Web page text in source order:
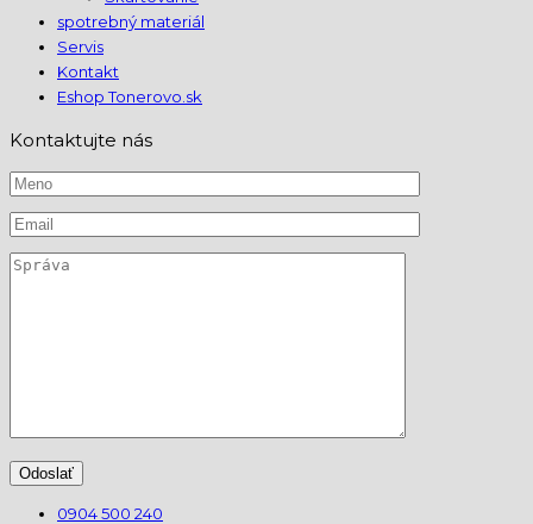
spotrebný materiál
Servis
Kontakt
Eshop Tonerovo.sk
Kontaktujte nás
0904 500 240